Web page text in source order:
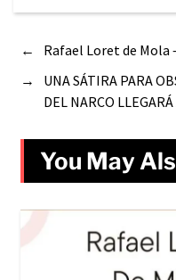
←
Rafael Loret de Mola
→
UNA SÁTIRA PARA
DEL NARCO
You May